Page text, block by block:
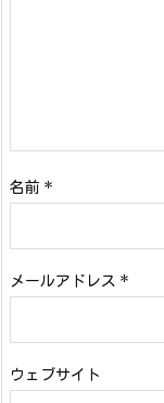
名前 *
メールアドレス *
ウェブサイト